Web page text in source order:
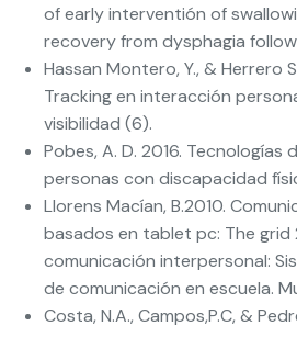
of early interventión of
recovery from dysphagia
Hassan Montero, Y., & Herrero
Tracking en interacción
visibilidad (6).
Pobes, A. D. 2016. Tecnologías
personas con discapacidad
Llorens Macían, B.2010.
basados en tablet pc: The grid
comunicación interpersonal:
de comunicación en escuela.
Costa, N.A., Campos,P.C, &